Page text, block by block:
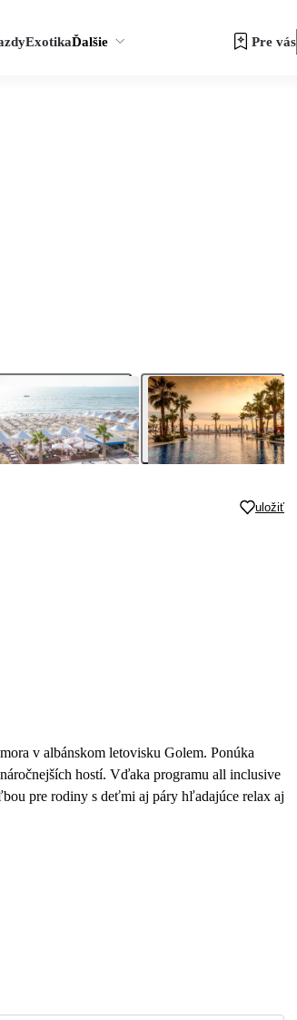
ExotikaĎalšie Pre vás
uložiť
v albánskom letovisku Golem. Ponúka
hostí. Vďaka programu all inclusive
pre rodiny s deťmi aj páry hľadajúce relax aj